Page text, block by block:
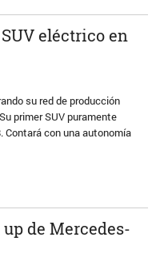
eléctrico en
su red de producción
primer SUV puramente
Contará con una autonomía
de Mercedes-